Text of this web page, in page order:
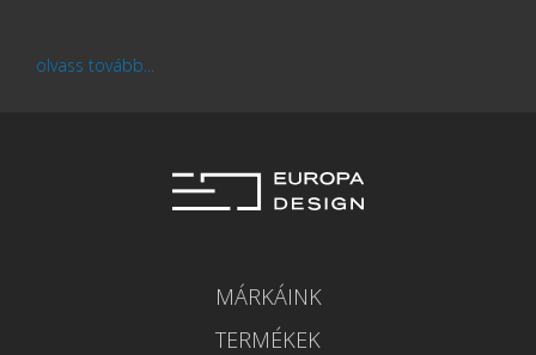
olvass tovább...
MÁRKÁINK
TERMÉKEK